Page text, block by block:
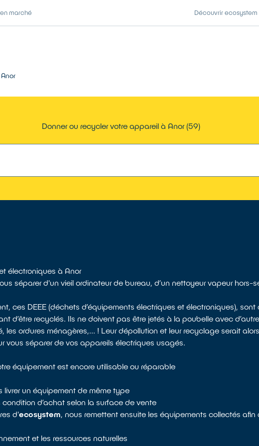
marché Découvrir ecosystem
Anor
Donner ou recycler votre appareil à Anor (59)
électroniques à Anor
séparer d'un vieil ordinateur de bureau, d’un nettoyeur vapeur hors-
ces DEEE (déchets d’équipements électriques et électroniques),
d’être recyclés. Ils ne doivent pas être jetés à la poubelle avec
les ordures ménagères,... ! Leur dépollution et leur recyclage serait
vous séparer de vos appareils électriques usagés.
équipement est encore utilisable ou réparable
livrer un équipement de même type
d’achat selon la surface de vente
d'ecosystem, nous remettent ensuite les équipements collectés
et les ressources naturelles